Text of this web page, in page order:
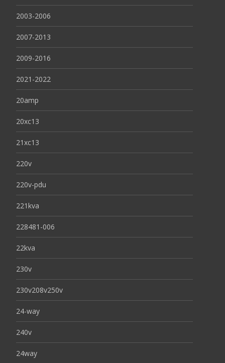
2003-2006
2007-2013
2009-2016
2021-2022
20amp
20xc13
21xc13
220v
220v-pdu
221kva
228481-006
22kva
230v
230v208v250v
24-way
240v
24way